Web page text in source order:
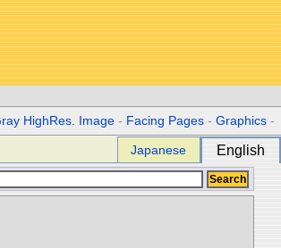
HighRes. Image - Facing Pages -Graphics -
Japanese English